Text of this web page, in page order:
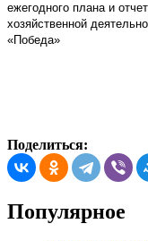
ежегодного плана и
хозяйственной
«Победа»
Поделиться:
Популярное